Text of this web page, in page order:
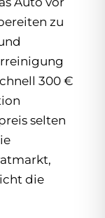
zu
300 €
selten
die